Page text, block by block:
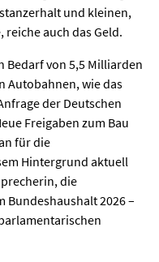
und kleinen,
auch das Geld.
Bedarf von 5,5 Milliarden
Autobahnen, wie das
der Deutschen
Freigaben zum Bau
für die
Hintergrund aktuell
die
Bundeshaushalt 2026 –